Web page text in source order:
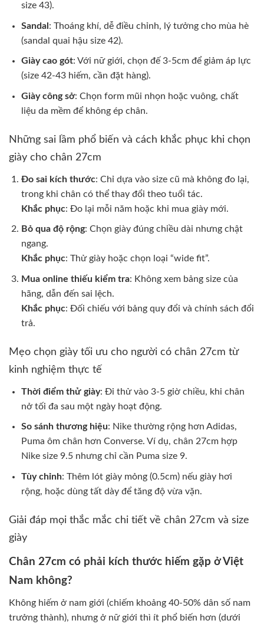
size 43).
Sandal : Thoáng khí, dễ điều chỉnh, lý tưởng cho mùa hè
(sandal quai hậu size 42).
Giày cao gót: Với nữ giới, chọn đế 3-5cm để giảm áp lực
(size 42-43 hiếm, cần đặt hàng).
Giày công sở: Chọn form mũi nhọn hoặc vuông, chất
liệu da mềm để không ép chân.
Những sai lầm phổ biến và cách khắc phục khi chọn
giày cho chân 27cm
Đo sai kích thước: Chỉ dựa vào size cũ mà không đo lại,
trong khi chân có thể thay đổi theo tuổi tác.
Khắc phục: Đo lại mỗi năm hoặc khi mua giày mới.
Bỏ qua độ rộng: Chọn giày đúng chiều dài nhưng chật
ngang.
Khắc phục: Thử giày hoặc chọn loại “wide fit”.
Mua online thiếu kiểm tra: Không xem bảng size của
hãng, dẫn đến sai lệch.
Khắc phục: Đối chiếu với bảng quy đổi và chính sách đổi
trả.
Mẹo chọn giày tối ưu cho người có chân 27cm từ
kinh nghiệm thực tế
Thời điểm thử giày: Đi thử vào 3-5 giờ chiều, khi chân
nở tối đa sau một ngày hoạt động.
So sánh thương hiệu: Nike thường rộng hơn Adidas,
Puma ôm chân hơn Converse. Ví dụ, chân 27cm hợp
Nike size 9.5 nhưng chỉ cần Puma size 9.
Tùy chỉnh: Thêm lót giày mỏng (0.5cm) nếu giày hơi
rộng, hoặc dùng tất dày để tăng độ vừa vặn.
Giải đáp mọi thắc mắc chi tiết về chân 27cm và size
giày
Chân 27cm có phải kích thước hiếm gặp ở Việt
Nam không?
Không hiếm ở nam giới (chiếm khoảng 40-50% dân số nam
trưởng thành), nhưng ở nữ giới thì ít phổ biến hơn (dưới